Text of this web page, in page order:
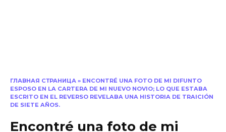
ГЛАВНАЯ СТРАНИЦА » ENCONTRÉ UNA FOTO DE MI DIFUNTO
ESPOSO EN LA CARTERA DE MI NUEVO NOVIO; LO QUE ESTABA
ESCRITO EN EL REVERSO REVELABA UNA HISTORIA DE TRAICIÓN
DE SIETE AÑOS.
Encontré una foto de mi